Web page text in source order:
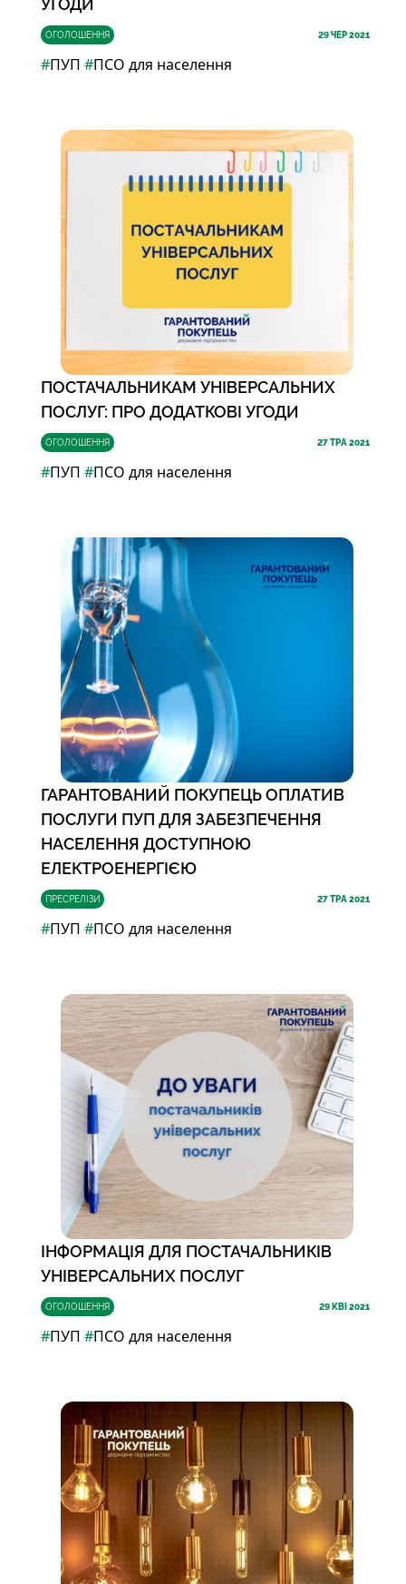
ОГОЛОШЕННЯ 29ЧЕР 2021
УГОДИ
#ПУП #ПСО для населення
ОГОЛОШЕННЯ 27ТРА 2021
ПОСТАЧАЛЬНИКАМ УНІВЕРСАЛЬНИХ
ПОСЛУГ: ПРО ДОДАТКОВІ УГОДИ
#ПУП #ПСО для населення
ПРЕСРЕЛІЗИ 27ТРА 2021
ГАРАНТОВАНИЙ ПОКУПЕЦЬ ОПЛАТИВ
ПОСЛУГИ ПУП ДЛЯ ЗАБЕЗПЕЧЕННЯ
НАСЕЛЕННЯ ДОСТУПНОЮ
ЕЛЕКТРОЕНЕРГІЄЮ
#ПУП #ПСО для населення
ОГОЛОШЕННЯ 29КВІ 2021
ІНФОРМАЦІЯ ДЛЯ ПОСТАЧАЛЬНИКІВ
УНІВЕРСАЛЬНИХ ПОСЛУГ
#ПУП #ПСО для населення